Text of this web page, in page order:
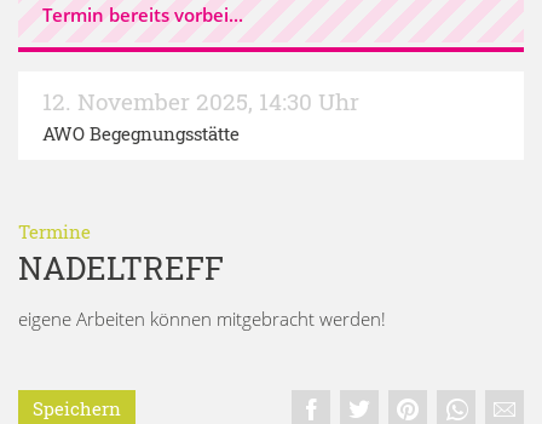
Termin bereits vorbei...
12. November 2025, 14:30 Uhr
AWO Begegnungsstätte
Termine
NADELTREFF
eigene Arbeiten können mitgebracht werden!
Speichern